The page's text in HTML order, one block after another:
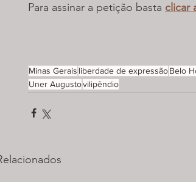
Para assinar a petição basta clicar
Minas Gerais liberdade de expressãoBelo
Uner Augustovilipêndio